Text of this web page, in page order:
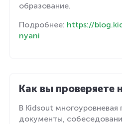
образование.
Подробнее: https://
nyani
Как вы проверяете
В Kidsout многоуровневая
документы,